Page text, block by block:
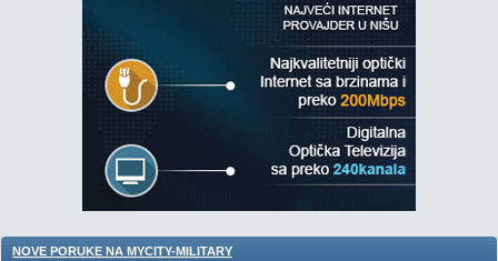
NOVE PORUKE NA MYCITY-MILITARY